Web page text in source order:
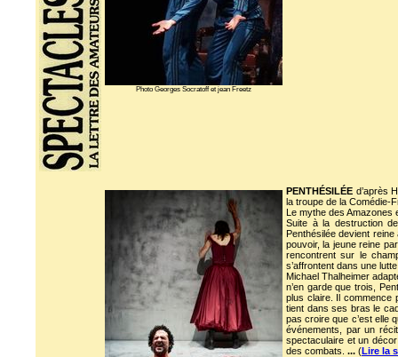
Photo Georges Socratoff et jean Freetz
PENTHÉSILÉE d’après
la troupe de la Comédie-
Le mythe des Amazones
Suite à la destruction
Penthésilée devient
pouvoir, la jeune reine
rencontrent sur le
s’affrontent dans une
Michael Thalheimer
n’en garde que trois,
plus claire. Il commence
tient dans ses bras le
pas croire que c’est elle
événements, par un
spectaculaire et un
des combats. ... (Lire la